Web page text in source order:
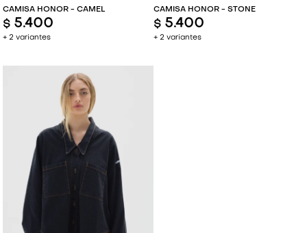
CAMISA HONOR - CAMEL
+ 2 variantes
$ 5.400
CAMISA HONOR - STONE
+ 2 variantes
$ 5.400